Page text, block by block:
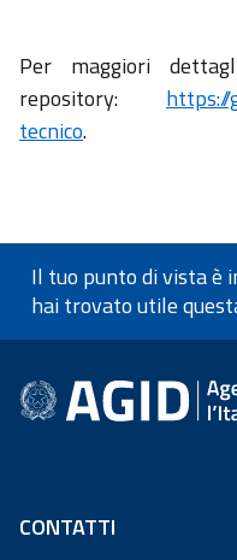
Per maggiori
repository: https://
tecnico.
Il tuo punto di vista è
hai trovato utile
CONTATTI